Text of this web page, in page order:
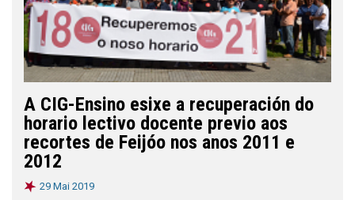
A CIG-Ensino esixe a recuperación do
horario lectivo docente previo aos
recortes de Feijóo nos anos 2011 e
2012
29 Mai 2019